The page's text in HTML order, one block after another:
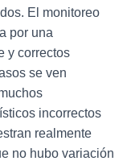
El monitoreo
por una
y correctos
se ven
incorrectos
realmente
no hubo variación